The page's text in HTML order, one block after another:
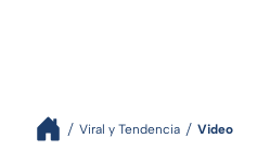
Viral y Tendencia Video